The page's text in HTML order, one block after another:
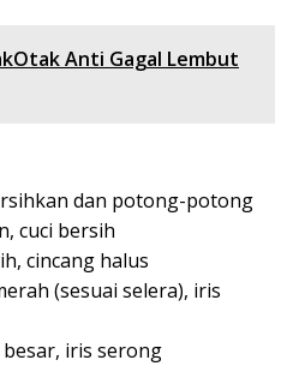
Anti Gagal Lembut
dan potong-potong
cuci bersih
cincang halus
(sesuai selera), iris
iris serong